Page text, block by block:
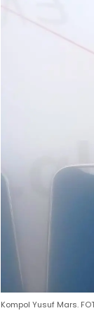
Kompol Yusuf Mars.